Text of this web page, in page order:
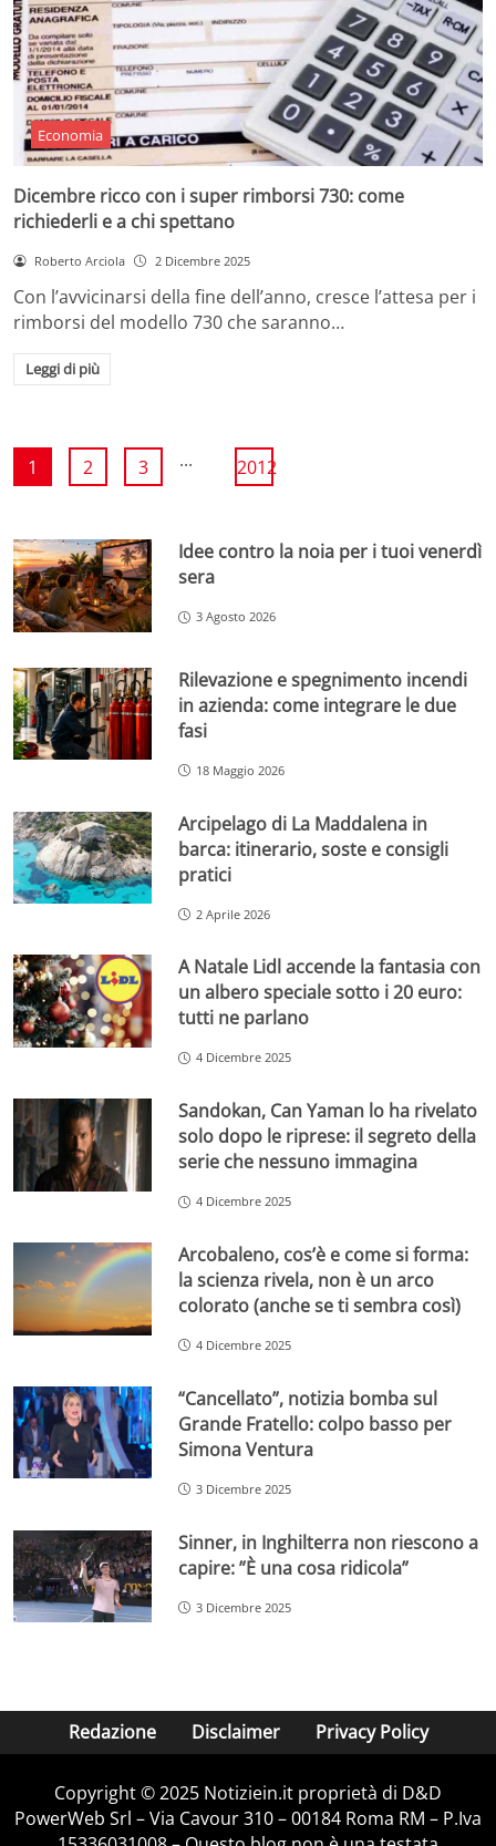
Economia
Dicembre ricco con i super rimborsi 730: come
richiederli e a chi spettano
Roberto Arciola 2 Dicembre 2025
Con l’avvicinarsi della fine dell’anno, cresce l’attesa per i
rimborsi del modello 730 che saranno…
Leggi di più
1 2 3 ... 2012
Idee contro la noia per i tuoi venerdì
sera
3 Agosto 2026
Rilevazione e spegnimento incendi
in azienda: come integrare le due
fasi
18 Maggio 2026
Arcipelago di La Maddalena in
barca: itinerario, soste e consigli
pratici
2 Aprile 2026
A Natale Lidl accende la fantasia con
un albero speciale sotto i 20 euro:
tutti ne parlano
4 Dicembre 2025
Sandokan, Can Yaman lo ha rivelato
solo dopo le riprese: il segreto della
serie che nessuno immagina
4 Dicembre 2025
Arcobaleno, cos’è e come si forma:
la scienza rivela, non è un arco
colorato (anche se ti sembra così)
4 Dicembre 2025
“Cancellato”, notizia bomba sul
Grande Fratello: colpo basso per
Simona Ventura
3 Dicembre 2025
Sinner, in Inghilterra non riescono a
capire: ”È una cosa ridicola”
3 Dicembre 2025
Redazione Disclaimer Privacy Policy
Copyright © 2025 Notiziein.it proprietà di D&D
PowerWeb Srl – Via Cavour 310 – 00184 Roma RM – P.Iva